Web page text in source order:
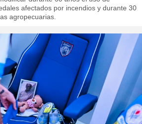
afectados por incendios y durante 30
agropecuarias.